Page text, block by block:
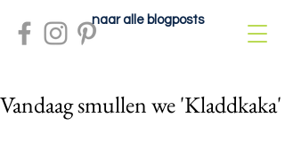
naar alle blogposts
Vandaag smullen we 'Kladdkaka'